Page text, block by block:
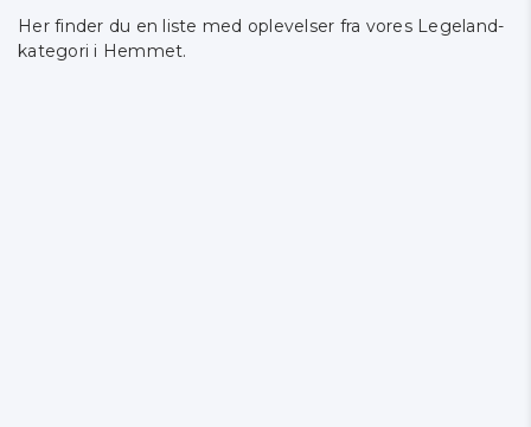
Her finder du en liste med oplevelser fra vores Legeland-
kategori i Hemmet.